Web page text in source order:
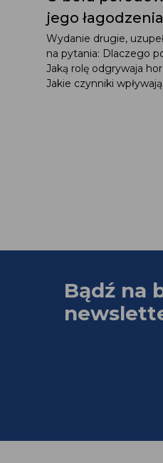
jego łagodzenia
Wydanie drugie,
na pytania: Dlaczego
Jaką rolę odgrywaja
Jakie czynniki
Bądź na